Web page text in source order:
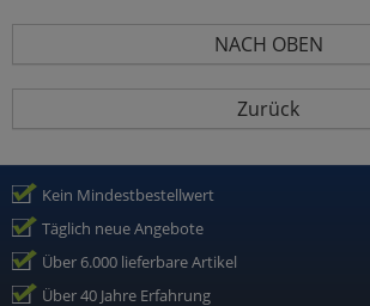
NACH OBEN
Zurück
Kein Mindestbestellwert
Täglich neue Angebote
Über 6.000 lieferbare Artikel
Über 40 Jahre Erfahrung